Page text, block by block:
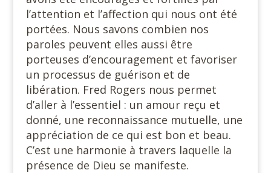
l’attention et l’affection qui nous ont été
portées. Nous savons combien nos
paroles peuvent elles aussi être
porteuses d’encouragement et favoriser
un processus de guérison et de
libération. Fred Rogers nous permet
d’aller à l’essentiel : un amour reçu et
donné, une reconnaissance mutuelle, une
appréciation de ce qui est bon et beau.
C’est une harmonie à travers laquelle la
présence de Dieu se manifeste.